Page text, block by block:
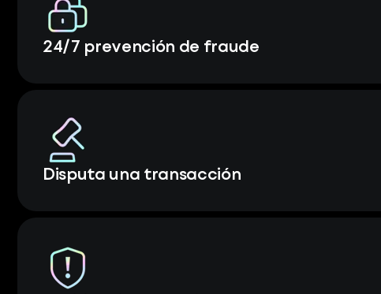
24/7 prevención de fraude
Disputa una transacción